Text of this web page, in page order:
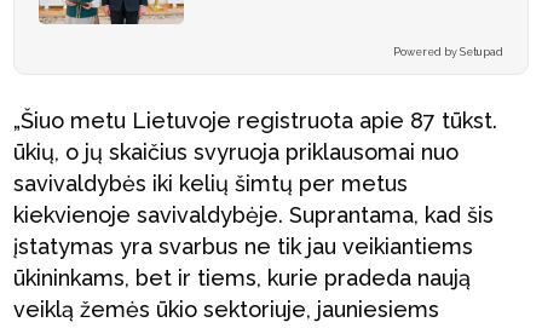
Powered by Setupad
„Šiuo metu Lietuvoje registruota apie 87 tūkst.
ūkių, o jų skaičius svyruoja priklausomai nuo
savivaldybės iki kelių šimtų per metus
kiekvienoje savivaldybėje. Suprantama, kad šis
įstatymas yra svarbus ne tik jau veikiantiems
ūkininkams, bet ir tiems, kurie pradeda naują
veiklą žemės ūkio sektoriuje, jauniesiems